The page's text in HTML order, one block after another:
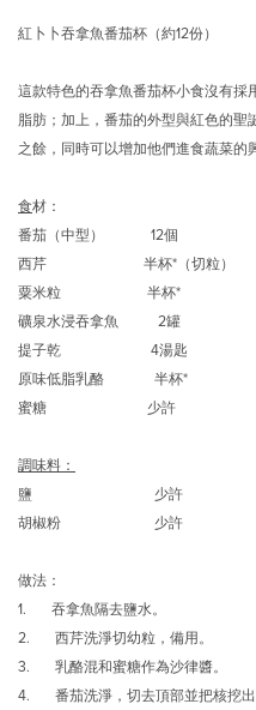
紅卜卜吞拿魚番茄杯（約12份）
這款特色的吞拿魚番茄杯小食沒有採
脂肪；加上，番茄的外型與紅色的
之餘，同時可以增加他們進食蔬菜的
食材：
番茄（中型） 12個
西芹 半杯*（切粒）
粟米粒 半杯*
礦泉水浸吞拿魚 2罐
提子乾 4湯匙
原味低脂乳酪 半杯*
蜜糖 少許
調味料：
鹽 少許
胡椒粉 少許
做法：
1. 吞拿魚隔去鹽水。
2. 西芹洗淨切幼粒，備用。
3. 乳酪混和蜜糖作為沙律醬。
4. 番茄洗淨，切去頂部並把核挖出